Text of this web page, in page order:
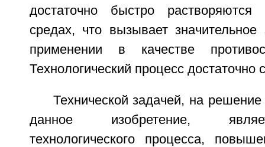
достаточно быстро растворяются
средах, что вызывает
применении в качестве
Технологический процесс достаточно
Технической задачей, на
данное изобретение,
технологического процесса,